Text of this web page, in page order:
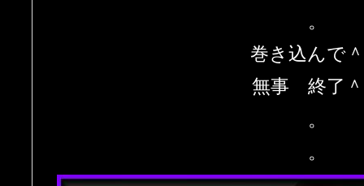
。
巻き込んで
無事 終了
。
。